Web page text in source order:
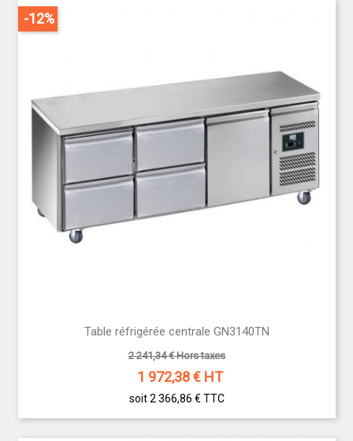
Table réfrigérée centrale GN3140TN
2 241,34 € Hors taxes
1 972,38€ HT
soit 2 366,86 € TTC
-12%